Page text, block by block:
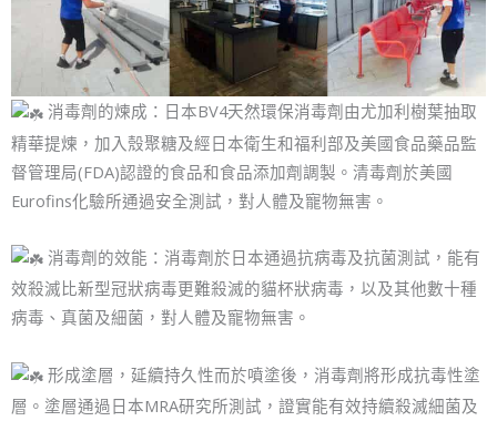
消毒劑的煉成：日本BV4天然環保消毒劑由尤加利樹葉抽取
精華提煉，加入殼聚糖及經日本衛生和福利部及美國食品藥品監
督管理局(FDA)認證的食品和食品添加劑調製。清毒劑於美國
Eurofins化驗所通過安全測試，對人體及寵物無害。
消毒劑的效能：消毒劑於日本通過抗病毒及抗菌測試，能有
效殺滅比新型冠狀病毒更難殺滅的貓杯狀病毒，以及其他數十種
病毒、真菌及細菌，對人體及寵物無害。
形成塗層，延續持久性而於噴塗後，消毒劑將形成抗毒性塗
層。塗層通過日本MRA研究所測試，證實能有效持續殺滅細菌及